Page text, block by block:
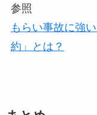
参照
もらい事故に強
約」とは？